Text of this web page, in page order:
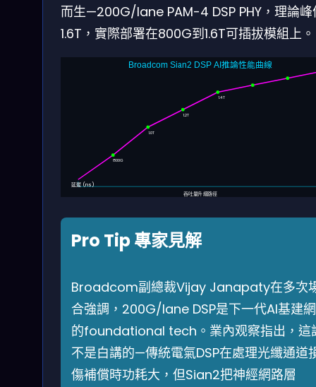
而生—200G/lane PAM-4 DSP PHY，理論峰
1.6T，實際部署在800G到1.6T可插拔模組上。
Broadcom Sian2 DSP AI推論性能曲線
800G
1.0T
1.2T
1.4T
延遲 (ns)
吞吐量升級路徑
Pro Tip 專家見解
Broadcom副總裁Vijay Janapaty在多次
合強調，200G/lane DSP是下一代AI基建
的foundational tech。業內观察指出，這
不是白講的—傳統電氣DSP在處理光纖通道
傷補償時功耗大，但Sian2把神經網路層